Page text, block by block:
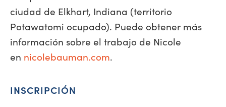
ciudad de Elkhart, Indiana (territorio
Potawatomi ocupado). Puede obtener más
información sobre el trabajo de Nicole
en nicolebauman.com.
INSCRIPCIÓN